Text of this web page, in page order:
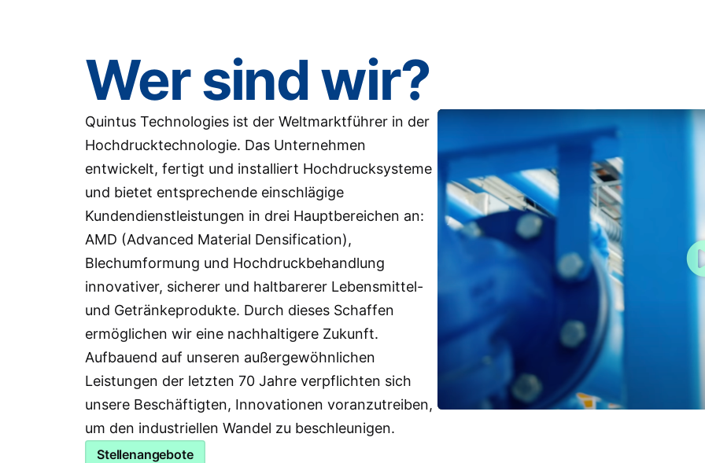
Wer sind wir?
Quintus Technologies ist der Weltmarktführer in der
Hochdrucktechnologie. Das Unternehmen
entwickelt, fertigt und installiert Hochdrucksysteme
und bietet entsprechende einschlägige
Kundendienstleistungen in drei Hauptbereichen an:
AMD (Advanced Material Densification),
Blechumformung und Hochdruckbehandlung
innovativer, sicherer und haltbarerer Lebensmittel-
und Getränkeprodukte. Durch dieses Schaffen
ermöglichen wir eine nachhaltigere Zukunft.
Aufbauend auf unseren außergewöhnlichen
Leistungen der letzten 70 Jahre verpflichten sich
unsere Beschäftigten, Innovationen voranzutreiben,
um den industriellen Wandel zu beschleunigen.
Stellenangebote